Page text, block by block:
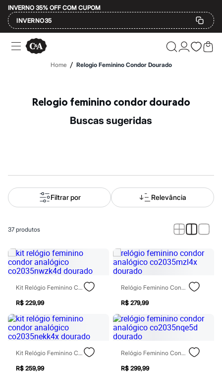
INVERNO 35% OFF COM CUPOM
INVERNO35
Ofertas
Compre por Departamento
Mindse7
Plus Size
Alfaiataria
Novidades
Roupas
Blusas e Camisetas
Casacos e Jaquetas
Macacões
Saias
Shorts e Bermudas
Vestidos
Acessórios
Bonés e Chapéus
Bijoux
Cintos
Óculos
Relógios
Calçados
Botas
Chinelos
Home / Relogio Feminino Condor Dourado
Relogio feminino condor dourado
buscas sugeridas
Filtrar por Relevância
37 produtos
Kit Relógio Feminino Condor Analógico Co2035nwzk4d Dourado
R$ 229,99
Relógio Feminino Condor Analógico Co2035mzl4x Dourado
R$ 279,99
Kit Relógio Feminino Condor Analógico Co2035nekk4x Dourado
R$ 259,99
Relógio Feminino Condor Analógico Co2035nqe5d Dourado
R$ 299,99